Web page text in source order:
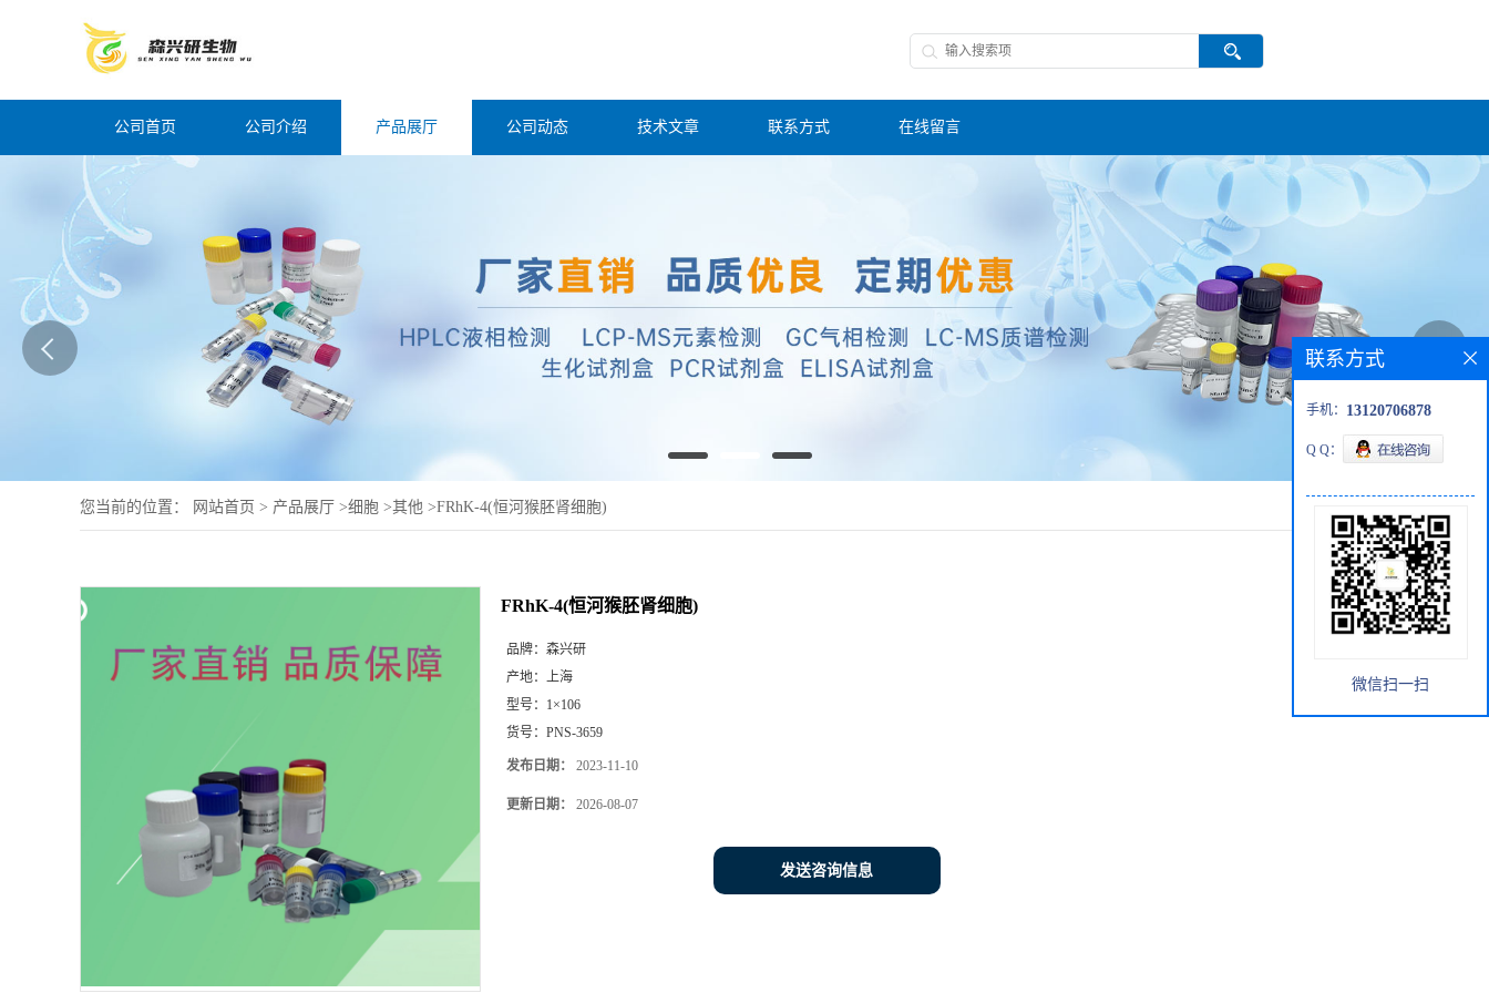
公司首页 公司介绍 产品展厅 公司动态 技术文章 联系方式 在线留言
您当前的位置： 网站首页 > 产品展厅 >细胞 >其他 >FRhK-4(恒河猴胚肾细胞)
FRhK-4(恒河猴胚肾细胞)
品牌： 森兴研
产地： 上海
型号： 1×106
货号： PNS-3659
发布日期： 2023-11-10
更新日期： 2026-08-07
发送咨询信息
联系方式
手机： 13120706878
Q Q：
微信扫一扫